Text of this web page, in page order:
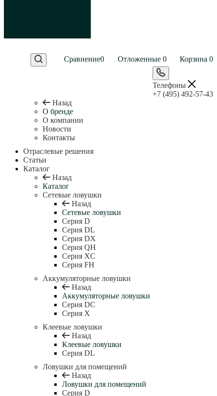
Сравнение0 Отложенные 0 Корзина 0
Телефоны
+7 (495) 492-57-43
Назад
О бренде
О компании
Новости
Контакты
Отраслевые решения
Статьи
Каталог
Назад
Каталог
Сетевые ловушки
Назад
Сетевые ловушки
Серия D
Серия DL
Серия DX
Серия QH
Серия XC
Серия FH
Аккумуляторные ловушки
Назад
Аккумуляторные ловушки
Серия DC
Серия X
Клеевые ловушки
Назад
Клеевые ловушки
Серия DL
Ловушки для помещений
Назад
Ловушки для помещений
Серия D